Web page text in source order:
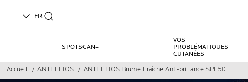
FR
SPOTSCAN+
VOS
PROBLÉMATIQUES
CUTANÉES
Accueil ANTHELIOS ANTHELIOS Brume Fraîche Anti-brillance SPF50